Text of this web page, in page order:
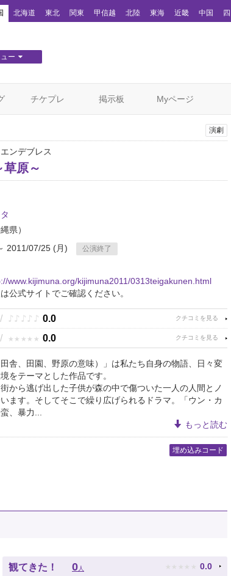
北海道 東北 関東 甲信越 北陸 東海 近畿 中国
ー
チケプレ 掲示板 Myページ
演劇
ンデブレス
草原～
県）
2011/07/25 (月)
公演終了
www.kijimuna.org/kijimuna2011/0313teigakunen.html
公式サイトでご確認ください。
/ ♪ ♪ ♪ ♪ ♪ 0.0
/ ★ ★ ★ ★ ★ 0.0
田舎、田園、野原の意味）」は私たち自身の物語、日々変
をテーマとした作品です。
から逃げ出した子供が森の中で傷ついた一人の人間とノ
ます。そしてそこで繰り広げられるドラマ。「ウン・カ
、暴力...
もっと読む
埋め込みコード
観てきた！ 0 人 ★ ★ ★ ★ ★ 0.0